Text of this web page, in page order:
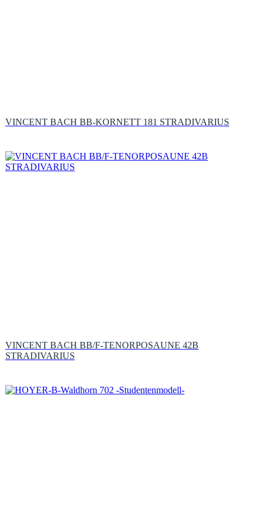
VINCENT BACH BB-KORNETT 181 STRADIVARIUS
VINCENT BACH BB/F-TENORPOSAUNE 42B
STRADIVARIUS